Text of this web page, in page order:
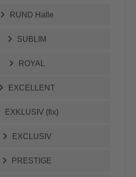
RUND Halle
SUBLIM
ROYAL
EXCELLENT
EXKLUSIV (fix)
EXCLUSIV
PRESTIGE